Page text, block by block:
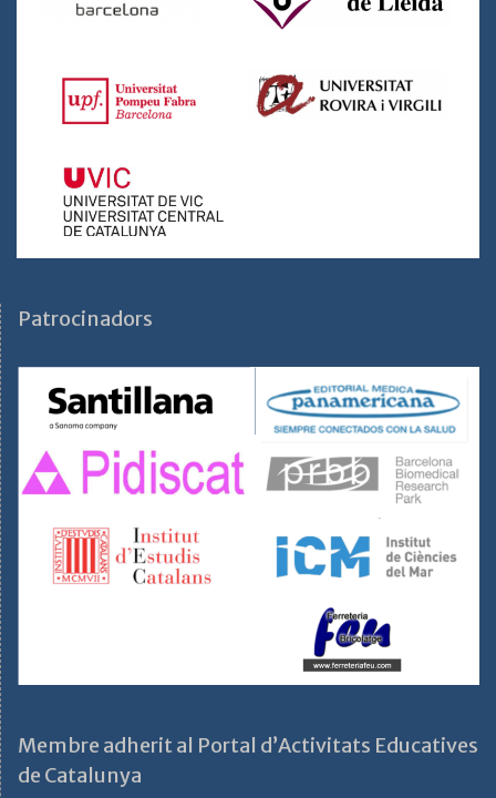
Patrocinadors
Membre adherit al Portal d’Activitats Educatives
de Catalunya